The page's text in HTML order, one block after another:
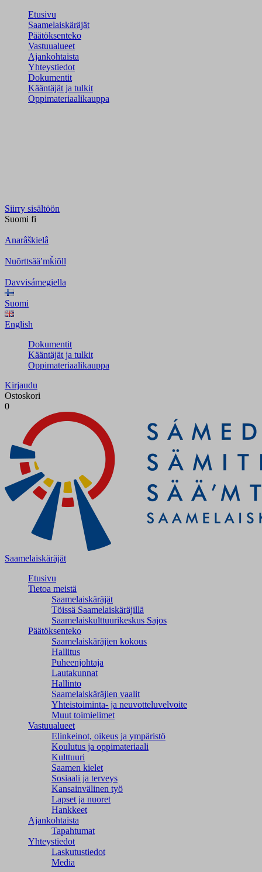
Etusivu
Saamelaiskäräjät
Päätöksenteko
Vastuualueet
Ajankohtaista
Yhteystiedot
Dokumentit
Kääntäjät ja tulkit
Oppimateriaalikauppa
Siirry sisältöön
Suomi fi
Anarâškielâ
Nuõrttsääʹmǩiõll
Davvisámegiella
Suomi
English
Dokumentit
Kääntäjät ja tulkit
Oppimateriaalikauppa
Kirjaudu
Ostoskori
0
Saamelaiskäräjät
Etusivu
Tietoa meistä
Saamelaiskäräjät
Töissä Saamelaiskäräjillä
Saamelaiskulttuuri­keskus Sajos
Päätöksenteko
Saamelaiskäräjien kokous
Hallitus
Puheenjohtaja
Lautakunnat
Hallinto
Saamelaiskäräjien vaalit
Yhteistoiminta- ja neuvotteluvelvoite
Muut toimielimet
Vastuualueet
Elinkeinot, oikeus ja ympäristö
Koulutus ja oppimateriaali
Kulttuuri
Saamen kielet
Sosiaali ja terveys
Kansainvälinen työ
Lapset ja nuoret
Hankkeet
Ajankohtaista
Tapahtumat
Yhteystiedot
Laskutustiedot
Media